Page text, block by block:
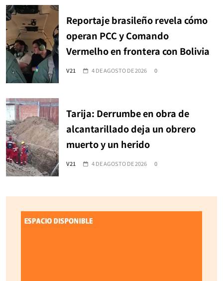
Reportaje brasileño revela cómo
operan PCC y Comando
Vermelho en frontera con Bolivia
V21 4 DE AGOSTO DE 2026 0
Tarija: Derrumbe en obra de
alcantarillado deja un obrero
muerto y un herido
V21 4 DE AGOSTO DE 2026 0